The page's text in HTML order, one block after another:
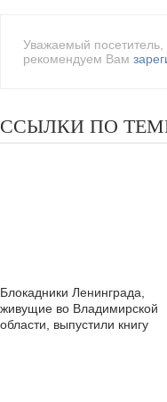
Уважаемый
рекомендуем Вам
ССЫЛКИ ПО
Блокадники Ленинграда,
живущие во Владимирской
области, выпустили книгу